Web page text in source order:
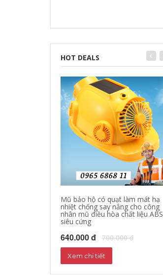
HOT DEALS
Mũ bảo hộ có quạt làm mát hạ
nhiệt chống say nắng cho công
nhân mũ điều hòa chất liệu ABS
siêu cứng
640.000 đ 700.000 đ
Xem chi tiết